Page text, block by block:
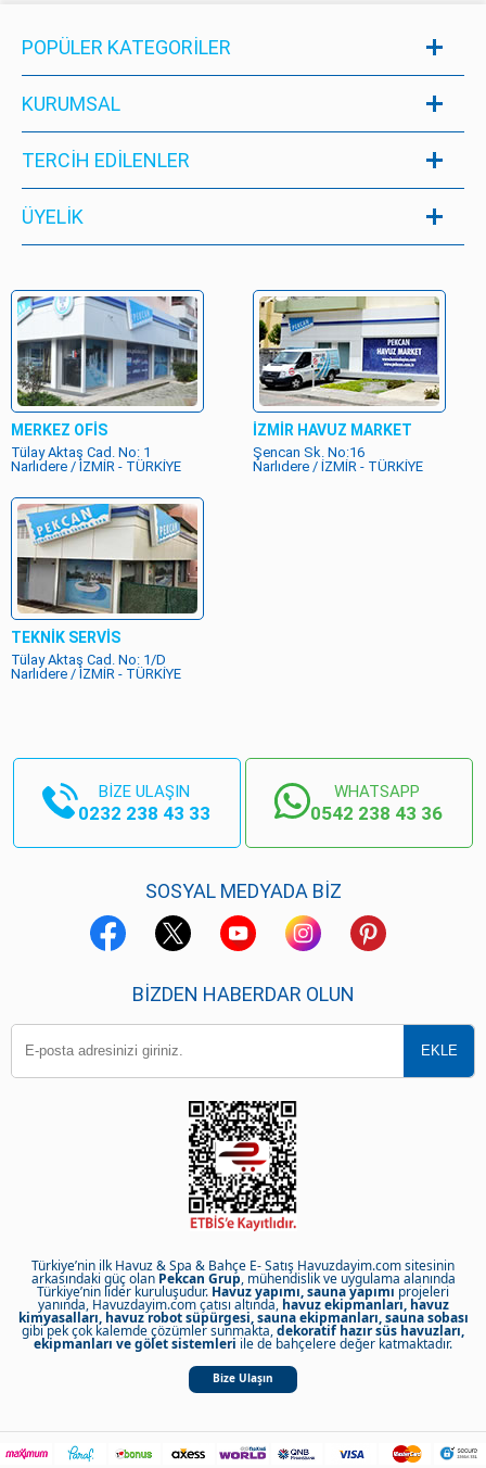
POPÜLER KATEGORILER
KURUMSAL
TERCİH EDİLENLER
ÜYELIK
MERKEZ OFİS
Tülay Aktaş Cad. No: 1
Narlıdere / İZMİR - TÜRKİYE
İZMİR HAVUZ MARKET
Şencan Sk. No:16
Narlıdere / İZMİR - TÜRKİYE
TEKNİK SERVİS
Tülay Aktaş Cad. No: 1/D
Narlıdere / İZMİR - TÜRKİYE
BİZE ULAŞIN
0232 238 43 33
WHATSAPP
0542 238 43 36
SOSYAL MEDYADA BİZ
BIZDEN HABERDAR OLUN
Türkiye’nin ilk Havuz & Spa & Bahçe E- Satış Havuzdayim.com sitesinin
arkasındaki güç olan Pekcan Grup, mühendislik ve uygulama alanında
Türkiye’nin lider kuruluşudur. Havuz yapımı, sauna yapımı projeleri
yanında, Havuzdayim.com çatısı altında, havuz ekipmanları, havuz
kimyasalları, havuz robot süpürgesi, sauna ekipmanları, sauna sobası
gibi pek çok kalemde çözümler sunmakta,dekoratif hazır süs havuzları,
ekipmanları ve gölet sistemleri ile de bahçelere değer katmaktadır.
Bize Ulaşın